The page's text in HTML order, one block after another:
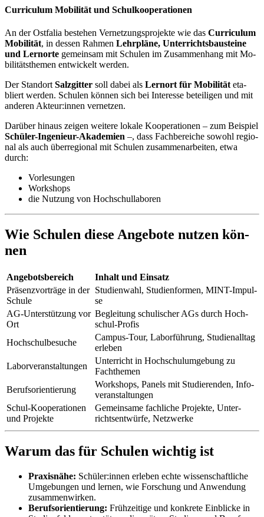
Cur­ri­cu­lum Mo­bi­li­tät und Schul­ko­ope­ra­tio­nen
An der Ost­fa­lia be­stehen Ver­net­zungs­pro­jek­te wie das Cur­ri­cu­lum
Mo­bi­li­tät, in des­sen Rah­men Lehr­plä­ne, Un­ter­richts­bau­stei­ne
und Lern­or­te ge­mein­sam mit Schu­len im Zu­sam­men­hang mit Mo­
bi­li­täts­the­men ent­wi­ckelt wer­den.
Der Stand­ort Salz­git­ter soll da­bei als Lern­ort für Mo­bi­li­tät eta­
bliert wer­den. Schu­len kön­nen sich bei In­ter­es­se be­tei­li­gen und mit
an­de­ren Ak­teur:in­nen ver­net­zen.
Dar­über hin­aus zei­gen wei­te­re lo­ka­le Ko­ope­ra­tio­nen – zum Bei­spiel
Schü­ler-In­ge­nieur-Aka­de­mien –, dass Fach­be­rei­che so­wohl re­gio­
nal als auch über­re­gio­nal mit Schu­len zu­sam­men­ar­bei­ten, etwa
durch:
Vor­le­sun­gen
Work­shops
die Nut­zung von Hoch­schul­la­bo­ren
Wie Schu­len die­se An­ge­bo­te nut­zen kön­
nen
An­ge­bots­be­reich
In­halt und Ein­satz
Prä­senz­vor­trä­ge in der
Schu­le
Stu­di­en­wahl, Stu­di­en­for­men, MINT-Im­pul­
se
AG-Un­ter­stüt­zung vor
Ort
Be­glei­tung schu­li­scher AGs durch Hoch­
schul-Pro­fis
Hoch­schul­be­su­che
Cam­pus-Tour, La­bor­füh­rung, Stu­di­en­all­tag
er­le­ben
La­bor­ver­an­stal­tun­gen
Un­ter­richt in Hoch­schul­um­ge­bung zu
Fach­the­men
Be­rufs­ori­en­tie­rung
Work­shops, Pa­nels mit Stu­die­ren­den, In­fo­
ver­an­stal­tun­gen
Schul-Ko­ope­ra­tio­nen
und Pro­jek­te
Ge­mein­sa­me fach­li­che Pro­jek­te, Un­ter­
richts­ent­wür­fe, Netz­wer­ke
War­um das für Schu­len wich­tig ist
Pra­xis­nä­he: Schü­ler:in­nen er­le­ben ech­te wis­sen­schaft­li­che
Um­ge­bun­gen und ler­nen, wie For­schung und An­wen­dung
zu­sam­men­wir­ken.
Be­rufs­ori­en­tie­rung: Früh­zei­ti­ge und kon­kre­te Ein­bli­cke in